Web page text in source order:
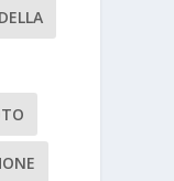
DELLA